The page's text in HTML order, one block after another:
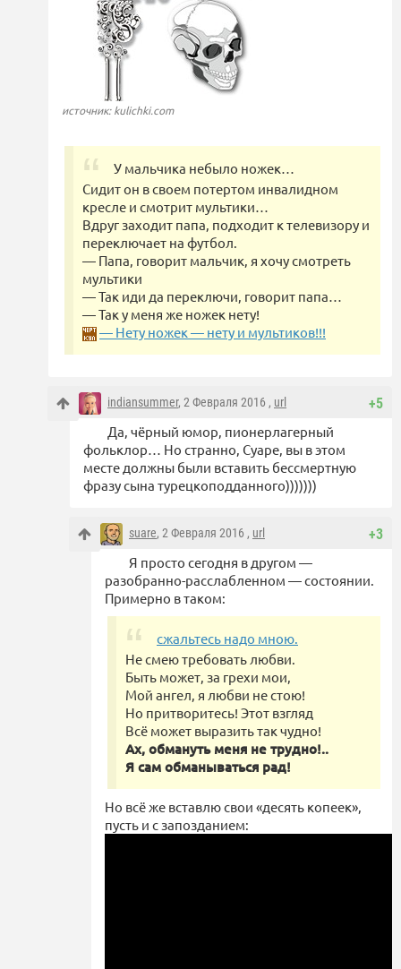
источник: kulichki.com
У мальчика небыло ножек…
Сидит он в своем потертом инвалидном
кресле и смотрит мультики…
Вдруг заходит папа, подходит к телевизору и
переключает на футбол.
— Папа, говорит мальчик, я хочу смотреть
мультики
— Так иди да переключи, говорит папа…
— Так у меня же ножек нету!
— Нету ножек — нету и мультиков!!!
+5
indiansummer, 2 Февраля 2016 , url
Да, чёрный юмор, пионерлагерный
фольклор… Но странно, Суаре, вы в этом
месте должны были вставить бессмертную
фразу сына турецкоподданного)))))))
+3
suare, 2 Февраля 2016 , url
Я просто сегодня в другом —
разобранно-расслабленном — состоянии.
Примерно в таком:
сжальтесь надо мною.
Не смею требовать любви.
Быть может, за грехи мои,
Мой ангел, я любви не стою!
Но притворитесь! Этот взгляд
Всё может выразить так чудно!
Ах, обмануть меня не трудно!..
Я сам обманываться рад!
Но всё же вставлю свои «десять копеек»,
пусть и с запозданием: